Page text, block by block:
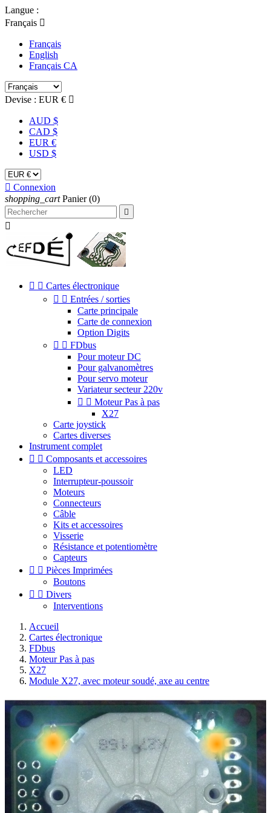
Langue :
Français 
Français
English
Français CA
Devise : EUR € 
AUD $
CAD $
EUR €
USD $
 Connexion
shopping_cart Panier (0)


  Cartes électronique
  Entrées / sorties
Carte principale
Carte de connexion
Option Digits
  FDbus
Pour moteur DC
Pour galvanomètres
Pour servo moteur
Variateur secteur 220v
  Moteur Pas à pas
X27
Carte joystick
Cartes diverses
Instrument complet
  Composants et accessoires
LED
Interrupteur-poussoir
Moteurs
Connecteurs
Câble
Kits et accessoires
Visserie
Résistance et potentiomètre
Capteurs
  Pièces Imprimées
Boutons
  Divers
Interventions
Accueil
Cartes électronique
FDbus
Moteur Pas à pas
X27
Module X27, avec moteur soudé, axe au centre